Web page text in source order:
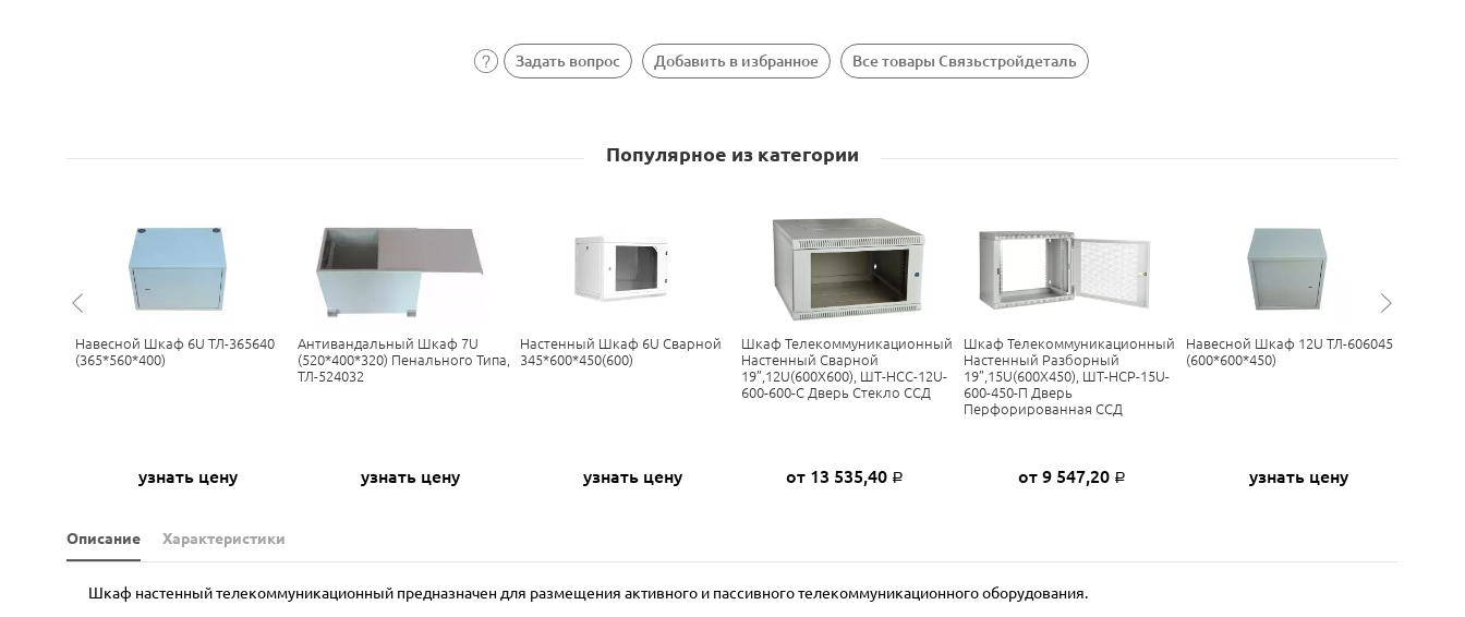
Задать вопрос Добавить в избранное Все товары Связьстройдеталь
Популярное из категории
Навесной Шкаф 6U ТЛ-365640
(365*560*400)
узнать цену
Антивандальный Шкаф 7U
(520*400*320) Пенального Типа,
ТЛ-524032
узнать цену
Настенный Шкаф 6U Сварной
345*600*450(600)
узнать цену
Шкаф Телекоммуникационный
Настенный Сварной
19”,12U(600X600), ШТ-НСС-12U-
600-600-С Дверь Стекло ССД
от 13 535,40 Р
Шкаф Телекоммуникационный
Настенный Разборный
19”,15U(600X450), ШТ-НСР-15U-
600-450-П Дверь
Перфорированная ССД
от 9 547,20 Р
Навесной Шкаф 12U ТЛ-606045
(600*600*450)
узнать цену
Описание Характеристики
Шкаф настенный телекоммуникационный предназначен для размещения активного и пассивного телекоммуникационного оборудования.